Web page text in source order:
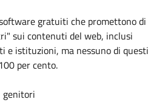
gratuiti che promettono di
sui contenuti del web, inclusi
e istituzioni, ma nessuno di questi
per cento.
genitori